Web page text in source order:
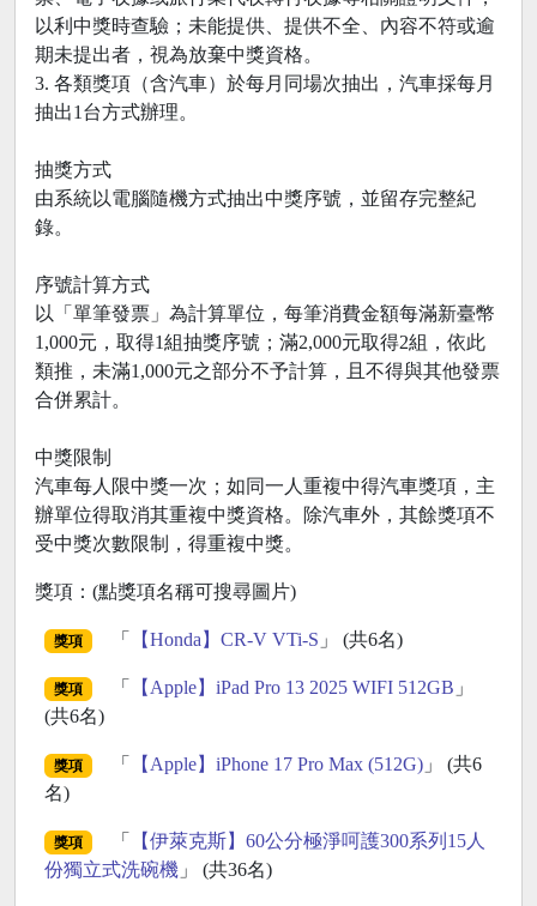
以利中獎時查驗；未能提供、提供不全、內容不符或逾
期未提出者，視為放棄中獎資格。
3. 各類獎項（含汽車）於每月同場次抽出，汽車採每月
抽出1台方式辦理。
抽獎方式
由系統以電腦隨機方式抽出中獎序號，並留存完整紀
錄。
序號計算方式
以「單筆發票」為計算單位，每筆消費金額每滿新臺幣
1,000元，取得1組抽獎序號；滿2,000元取得2組，依此
類推，未滿1,000元之部分不予計算，且不得與其他發票
合併累計。
中獎限制
汽車每人限中獎一次；如同一人重複中得汽車獎項，主
辦單位得取消其重複中獎資格。除汽車外，其餘獎項不
受中獎次數限制，得重複中獎。
獎項：(點獎項名稱可搜尋圖片)
獎項 「 【Honda】CR-V VTi-S 」 (共6名)
獎項 「 【Apple】iPad Pro 13 2025 WIFI 512GB 」
(共6名)
獎項 「 【Apple】iPhone 17 Pro Max (512G)」 (共6
名)
獎項 「
【伊萊克斯】60公分極淨呵護300系列15人
份獨立式洗碗機 」 (共36名)